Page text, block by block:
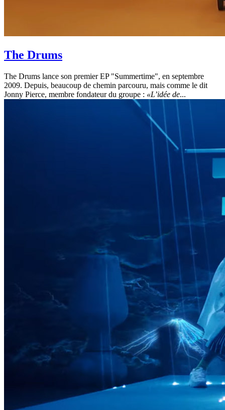
The Drums
The Drums lance son premier EP "Summertime", en septembre
2009. Depuis, beaucoup de chemin parcouru, mais comme le dit
Jonny Pierce, membre fondateur du groupe : «L’idée de...